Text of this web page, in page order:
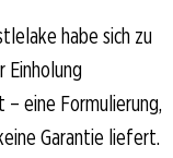
habe sich zu
Einholung
eine Formulierung,
Garantie liefert.